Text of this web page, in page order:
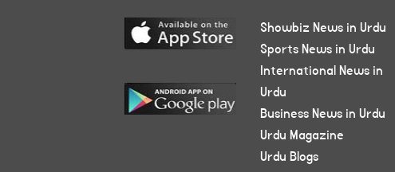
Showbiz News in Urdu
Sports News in Urdu
International News in
Urdu
Business News in Urdu
Urdu Magazine
Urdu Blogs